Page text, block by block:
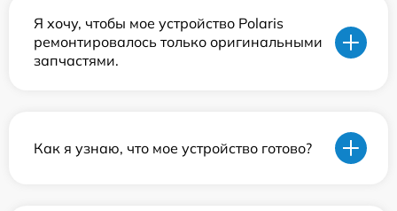
Я хочу, чтобы мое устройство Polaris
ремонтировалось только оригинальными
запчастями.
Как я узнаю, что мое устройство готово?